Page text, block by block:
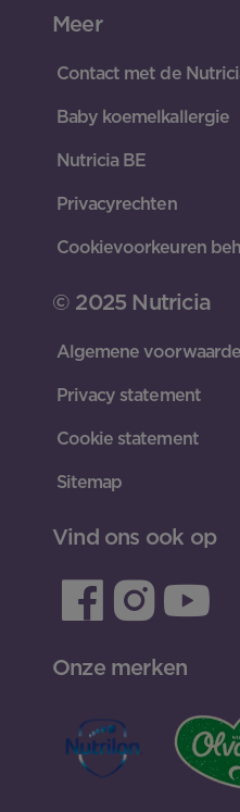
Meer
Contact met de
Baby koemelkallergie
Nutricia BE
Privacyrechten
Cookievoorkeuren
© 2025 Nutricia
Algemene
Privacy statement
Cookie statement
Sitemap
Vind ons ook op
Onze merken